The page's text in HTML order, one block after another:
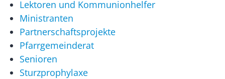
Lektoren und Kommunionhelfer
Ministranten
Partnerschaftsprojekte
Pfarrgemeinderat
Senioren
Sturzprophylaxe